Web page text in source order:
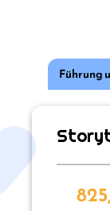
Führung